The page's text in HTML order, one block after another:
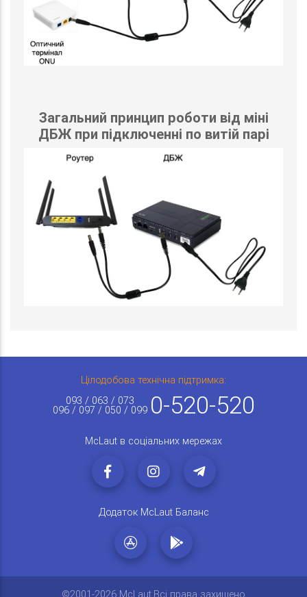
Загальний принцип роботи від міні
ДБЖ при підключенні по витій парі
Цілодобова технічна підтримка:
093 / 063 / 073
096 / 097 / 050 / 099 0-520-520
McLaut в соціальних мережах
Додаток McLaut Баланс
©2001-2026 McLaut.Всі права захищено